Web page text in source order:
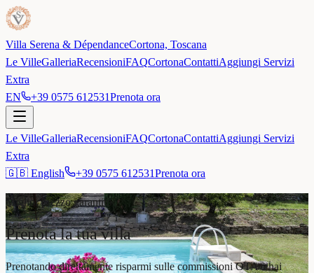
Villa Serena & DépendanceCortona, Toscana
Le VilleGalleriaRecensioniFAQCortonaContattiAggiungi Servizi
Extra
EN
+39 0575 612531Prenota ora
Le VilleGalleriaRecensioniFAQCortonaContattiAggiungi Servizi
Extra
🇬🇧 English
+39 0575 612531Prenota ora
Miglior prezzo garantito
Prenota la tua villa
Prenotando direttamente risparmi sulle commissioni OTA e hai